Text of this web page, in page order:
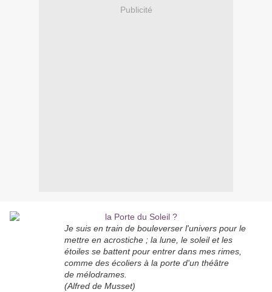
Publicité
Je suis en train de bouleverser l'univers pour le
mettre en acrostiche ; la lune, le soleil et les
étoiles se battent pour entrer dans mes rimes,
comme des écoliers à la porte d'un théâtre
de mélodrames.
(Alfred de Musset)